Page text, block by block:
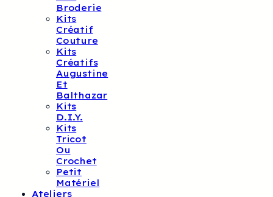
Broderie
Kits
Créatif
Couture
Kits
Créatifs
Augustine
Et
Balthazar
Kits
D.I.Y.
Kits
Tricot
Ou
Crochet
Petit
Matériel
Ateliers